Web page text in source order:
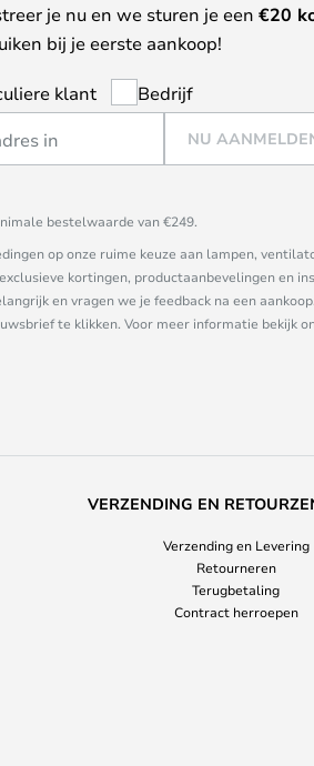
je nu en we sturen je een €20
bij je eerste aankoop!
klant Bedrijf
NU
bestelwaarde van €249.
op onze ruime keuze aan lampen,
kortingen, productaanbevelingen en
en vragen we je feedback na een
te klikken. Voor meer informatie bekijk
VERZENDING EN
Verzending en Levering
Retourneren
Terugbetaling
Contract herroepen